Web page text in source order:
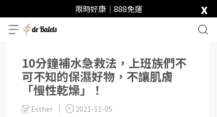
限時好康｜888免運 x
10分鐘補水急救法，上班族們不
可不知的保濕好物，不讓肌膚
「慢性乾燥」！
Esther 2021-11-05